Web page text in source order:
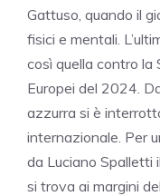
Gattuso, quando il
fisici e mentali.
così quella contro la
Europei del 2024.
azzurra si è
internazionale. Per
da Luciano Spalletti
si trova ai margini